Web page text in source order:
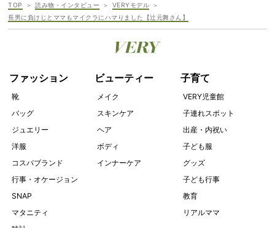
TOP 読み物・インタビュー
VERYモデル
長男に負けじとママもマイクラにハマりました【辻元舞さん】
ファッション
靴
バッグ
ジュエリー
洋服
コスパブランド
行事・オケージョン
SNAP
マタニティ
ビューティー
メイク
スキンケア
ヘア
ボディ
インナーケア
子育て
VERY児童館
子連れスポット
出産・内祝い
子ども服
グッズ
子ども行事
教育
リアルママ